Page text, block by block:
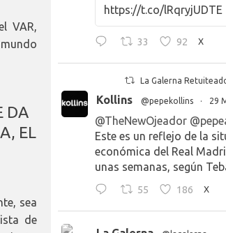
VAR,
DA
EL
sea
de
https://t.co/lRqryjUDTE
33 92 X
La Galerna
Kollins @pepekollins · 29
@TheNewOjeador
Este es un reflejo de la
económica del Real
unas semanas, según
55 186 X